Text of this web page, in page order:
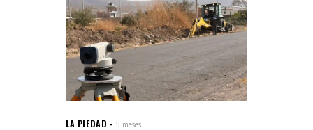
LA PIEDAD 5 meses.